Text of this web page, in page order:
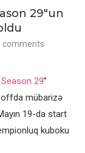
29″un
comments
29”
offda mübarizə
19-da start
kuboku